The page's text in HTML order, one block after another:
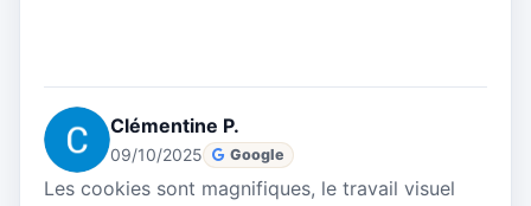
Clémentine P.
09/10/2025 Google
Les cookies sont magnifiques, le travail visuel